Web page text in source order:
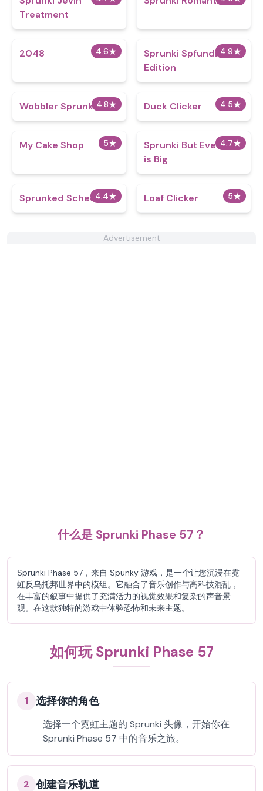
Treatment
4.6★
2048 4.9★
Sprunki Spfundi Fans
Edition
4.8★
Wobbler Sprunki 4.5★
Duck Clicker
5★
My Cake Shop 4.7★
Sprunki But Everyone
is Big
4.4★
Sprunked Schec 5★
Loaf Clicker
Advertisement
什么是 Sprunki Phase 57？
Sprunki Phase 57，来自 Spunky 游戏，是一个让您沉浸在霓
虹反乌托邦世界中的模组。它融合了音乐创作与高科技混乱，
在丰富的叙事中提供了充满活力的视觉效果和复杂的声音景
观。在这款独特的游戏中体验恐怖和未来主题。
如何玩 Sprunki Phase 57
1 选择你的角色
选择一个霓虹主题的 Sprunki 头像，开始你在
Sprunki Phase 57 中的音乐之旅。
2 创建音乐轨道